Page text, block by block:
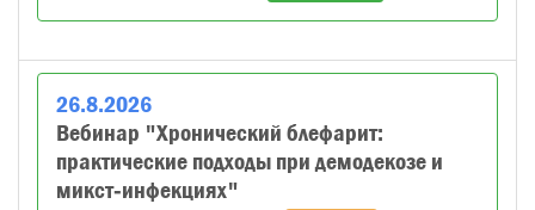
26.8.2026
Вебинар "Хронический блефарит:
практические подходы при демодекозе и
микст‑инфекциях"